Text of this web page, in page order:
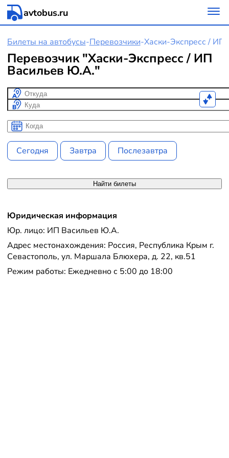
avtobus.ru
Билеты на автобусы-Перевозчики-Хаски-Экспресс /
Перевозчик "Хаски-Экспресс / ИП
Васильев Ю.А."
Откуда
Куда
Когда
Когда
Сегодня Завтра Послезавтра
Найти билеты
Юридическая информация
Юр. лицо: ИП Васильев Ю.А.
Адрес местонахождения: Россия, Республика Крым г.
Севастополь, ул. Маршала Блюхера, д. 22, кв.51
Режим работы: Ежедневно с 5:00 до 18:00